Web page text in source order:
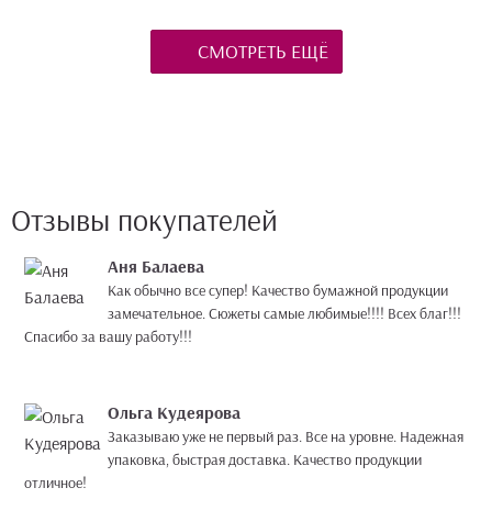
СМОТРЕТЬ ЕЩЁ
Отзывы покупателей
Аня Балаева
Как обычно все супер! Качество бумажной продукции
замечательное. Сюжеты самые любимые!!!! Всех благ!!!
Спасибо за вашу работу!!!
Ольга Кудеярова
Заказываю уже не первый раз. Все на уровне. Надежная
упаковка, быстрая доставка. Качество продукции
отличное!